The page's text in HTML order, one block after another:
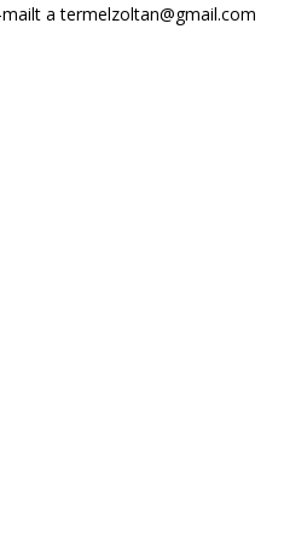
a termelzoltan@gmail.com